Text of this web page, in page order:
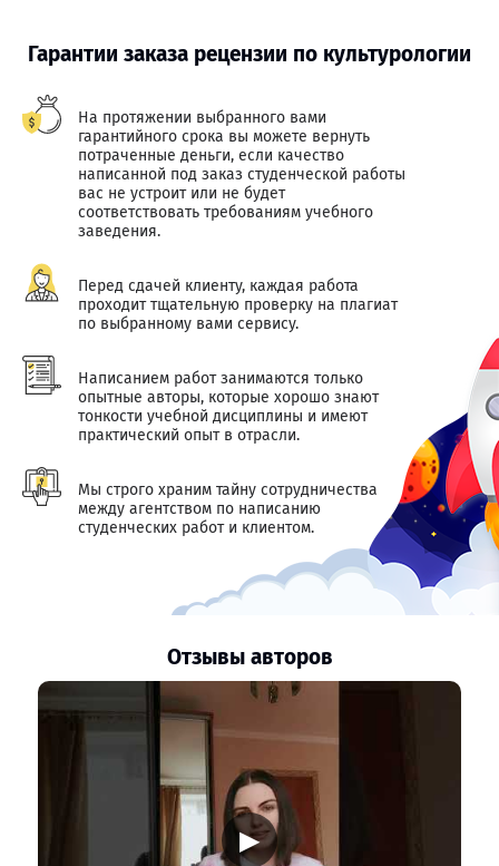
Гарантии заказа рецензии по культурологии
На протяжении выбранного вами
гарантийного срока вы можете вернуть
потраченные деньги, если качество
написанной под заказ студенческой работы
вас не устроит или не будет
соответствовать требованиям учебного
заведения.
Перед сдачей клиенту, каждая работа
проходит тщательную проверку на плагиат
по выбранному вами сервису.
Написанием работ занимаются только
опытные авторы, которые хорошо знают
тонкости учебной дисциплины и имеют
практический опыт в отрасли.
Мы строго храним тайну сотрудничества
между агентством по написанию
студенческих работ и клиентом.
Отзывы авторов
▶